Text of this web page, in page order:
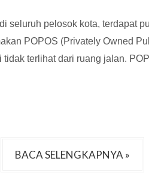
seluruh pelosok kota, terdapat
POPOS (Privately Owned
terlihat dari ruang jalan.
BACA SELENGKAPNYA »